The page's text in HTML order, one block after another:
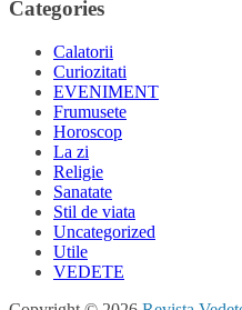
Categories
Calatorii
Curiozitati
EVENIMENT
Frumusete
Horoscop
La zi
Religie
Sanatate
Stil de viata
Uncategorized
Utile
VEDETE